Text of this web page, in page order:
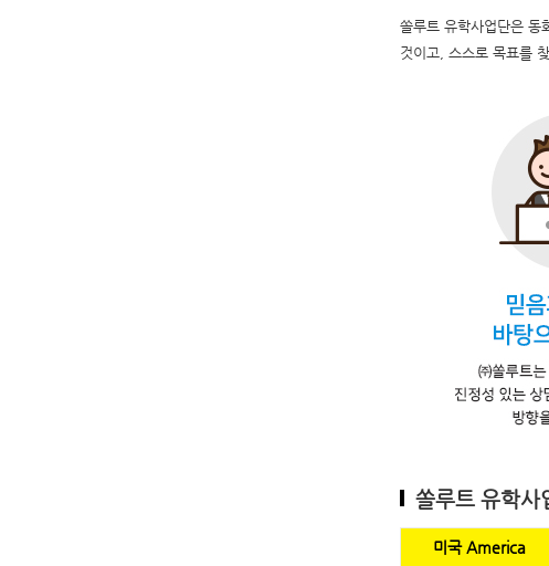
쏠루트 유학사업단은 동
것이고, 스스로 목표를
쏠루트 유학사
미국 America